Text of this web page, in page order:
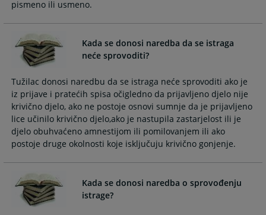
Press
the
question
mark
key
to
get
the
keyboard
changing
dates.
Press
the
mark
key
to
get
the
keyboard
changing
dates.
pismeno ili usmeno.
Kada se donosi naredba da se istraga
neće sprovoditi?
Tužilac donosi naredbu da se istraga neće sprovoditi ako je
iz prijave i pratećih spisa očigledno da prijavljeno djelo nije
krivično djelo, ako ne postoje osnovi sumnje da je prijavljeno
lice učinilo krivično djelo,ako je nastupila zastarjelost ili je
djelo obuhvaćeno amnestijom ili pomilovanjem ili ako
postoje druge okolnosti koje isključuju krivično gonjenje.
Kada se donosi naredba o sprovođenju
istrage?